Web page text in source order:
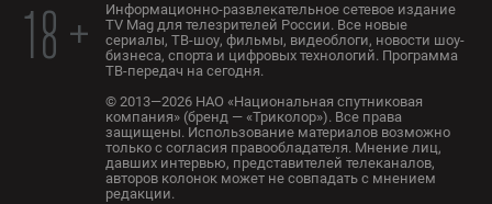
18 +
Информационно-развлекательное сетевое издание
TV Mag для телезрителей России. Все новые
сериалы, ТВ-шоу, фильмы, видеоблоги, новости шоу-
бизнеса, спорта и цифровых технологий. Программа
ТВ-передач на сегодня.
© 2013—2026 НАО «Национальная спутниковая
компания» (бренд — «Триколор»). Все права
защищены. Использование материалов возможно
только с согласия правообладателя. Мнение лиц,
давших интервью, представителей телеканалов,
авторов колонок может не совпадать с мнением
редакции.